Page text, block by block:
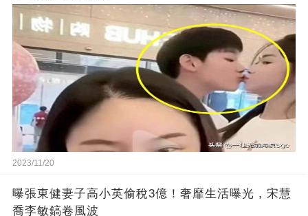
2023/11/20
曝張東健妻子高小英偷稅3億！奢靡生活曝光，宋慧
喬李敏鎬卷風波